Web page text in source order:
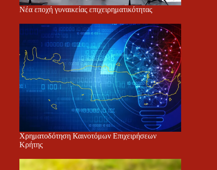
Νέα εποχή γυναικείας επιχειρηματικότητας
Χρηματοδότηση Καινοτόμων Επιχειρήσεων
Κρήτης